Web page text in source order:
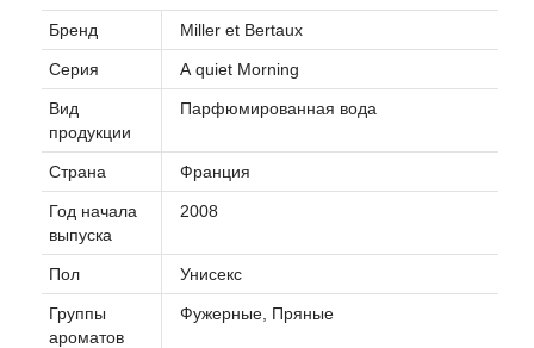
Бренд Miller et Bertaux
Серия А quiet Morning
Вид
продукции
Парфюмированная вода
Страна Франция
Год начала
выпуска
2008
Пол Унисекс
Группы
ароматов
Фужерные, Пряные